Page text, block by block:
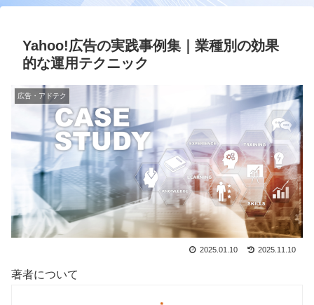
Yahoo!広告の実践事例集｜業種別の効果
的な運用テクニック
広告・アドテク
2025.01.10 2025.11.10
著者について